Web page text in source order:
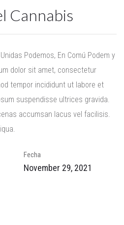
Cannabis
Podemos, En Comú Podem y
dolor sit amet, consectetur
tempor incididunt ut labore et
suspendisse ultrices gravida.
accumsan lacus vel facilisis.
Fecha
November 29, 2021